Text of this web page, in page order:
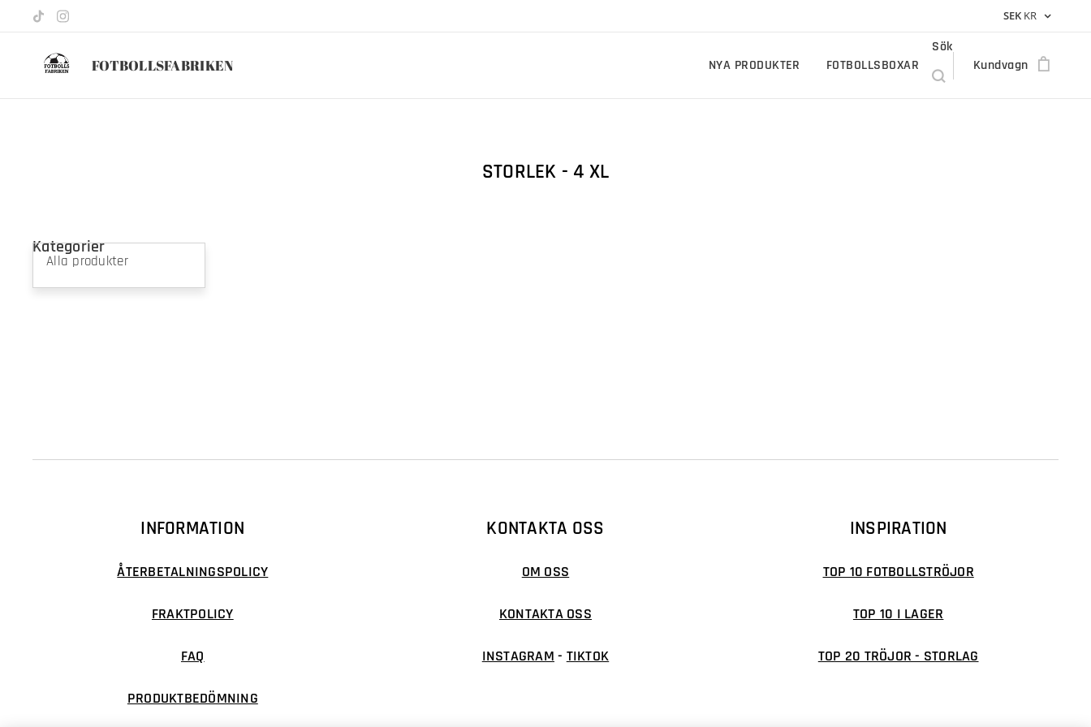
SEK KR
FOTBOLLSFABRIKEN NYA PRODUKTER FOTBOLLSBOXAR
Sök
Kundvagn
STORLEK - 4 XL
Kategorier
Alla produkter
INFORMATION
ÅTERBETALNINGSPOLICY
FRAKTPOLICY
FAQ
PRODUKTBEDÖMNING
KONTAKTA OSS
OM OSS
KONTAKTA OSS
INSTAGRAM - TIKTOK
INSPIRATION
TOP 10 FOTBOLLSTRÖJOR
TOP 10 I LAGER
TOP 20 TRÖJOR - STORLAG